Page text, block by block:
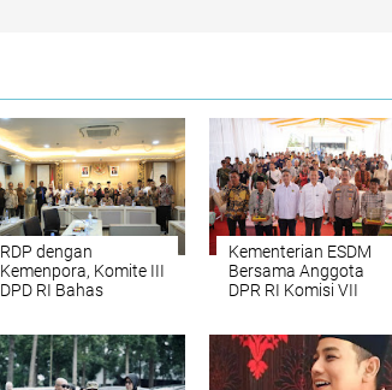
RDP dengan
Kemenpora, Komite III
DPD RI Bahas
Kementerian ESDM
Bersama Anggota
DPR RI Komisi VII